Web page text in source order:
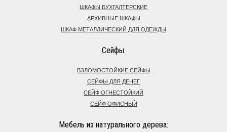
ШКАФЫ БУХГАЛТЕРСКИЕ
АРХИВНЫЕ ШКАФЫ
ШКАФ МЕТАЛЛИЧЕСКИЙ ДЛЯ ОДЕЖДЫ
Сейфы:
ВЗЛОМОСТОЙКИЕ СЕЙФЫ
СЕЙФЫ ДЛЯ ДЕНЕГ
СЕЙФ ОГНЕСТОЙКИЙ
СЕЙФ ОФИСНЫЙ
Мебель из натурального дерева: